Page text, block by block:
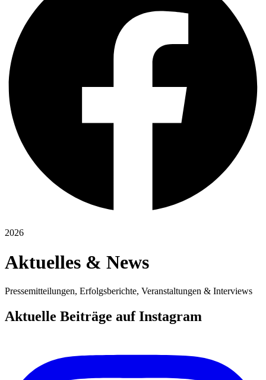
2026
Aktuelles & News
Pressemitteilungen, Erfolgsberichte, Veranstaltungen & Interviews
Aktuelle Beiträge auf Instagram